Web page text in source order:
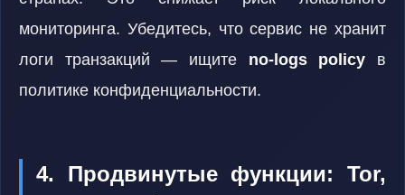
мониторинга. Убедитесь, что сервис не хранит
логи транзакций — ищите no-logs policy в
политике конфиденциальности.
4. Продвинутые функции: Tor,